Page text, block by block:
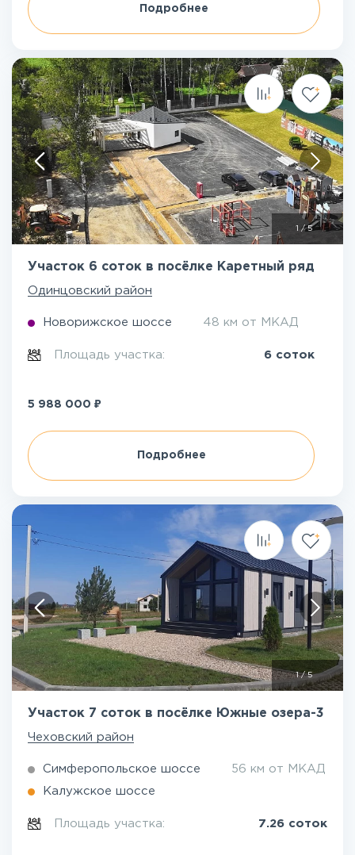
Подробнее
1 /5
Участок 6 соток в посёлке Каретный ряд
Одинцовский район
Новорижское шоссе 48 км от МКАД
Площадь участка: 6 соток
5 988 000 ₽
Подробнее
1/5
Участок 7 соток в посёлке Южные озера-3
Чеховский район
Симферопольское шоссе 56 км от МКАД
Калужское шоссе
Площадь участка: 7.26 соток